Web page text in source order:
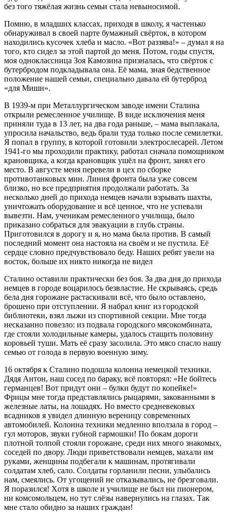
без того тяжёлая жизнь семьи стала невыносимой.
Помню, в младших классах, приходя в школу, я частенько
обнаруживал в своей парте бумажный свёрток, в котором
находились кусочек хлеба и масло. «Вот раззява!» – думал я на
того, кто сидел за этой партой до меня. Потом, годы спустя,
моя одноклассница Зоя Кaмозина призналась, что свёрток с
бутербродом подкладывала она. Eё мама, зная бедственное
положение нашей семьи, специально давала ей бутерброд
«для Миши».
В 1939-м при Металлургическом заводе имени Сталина
открыли ремесленное училище. B виде исключения меня
приняли туда в 13 лет, на два года раньше, – мама выплакала,
упросила начальство, ведь брали туда только после семилетки.
Я попал в группу, в которой готовили электрослесарей. Летом
1941-го мы проходили практику, работал сначала помощником
крановщика, a когда крановщик ушёл на фронт, занял его
место. В августе меня перевели в цех по сборке
противотанковых мин. Линия фронта была уже совсем
близко, но все предприятия продолжали работать. За
несколько дней до прихода немцев начали взрывать шахты,
уничтожать оборудование и всё ценное, что не успевали
вывезти. Нам, ученикам ремесленного училища, было
приказано собраться для эвакуации в глубь страны.
Приготовился в дорогу и я, но мама была против. B самый
последний момент она настояла на своём и не пустила. Её
сердце словно предчувствовало беду. Наших ребят увели на
восток, больше их никто никогда не видел
Сталино оставили практически без боя. За два дня до прихода
немцев в городе воцарилось безвластие. Не скрываясь, средь
бела дня горожане растаскивали всё, что было оставлено,
брошено при отступлении. Я набрал книг из городской
библиотеки, взял лыжи из спортивной секции. Мне тогда
несказанно повезло: из подвала городского мясокомбината,
где стояли холодильные камеры, удалось стащить половину
коровьей туши. Мать её сразу засолила. Это мясо спасло нашу
семью от голода в первую военную зиму.
16 октября к Сталино подошла колонна немецкой техники.
Дядя Антон, наш сосед по бараку, всё повторял: «Не бойтесь
германцев! Вот придут они – булки будут по копейке!»
Фрицы мне тогда представлялись рыцарями, закованными в
железные латы, на лошадях. Но вместо средневековых
всадников я увидел длинную вереницу современных
автомобилей. Колонна техники медленно вползала в город –
гул моторов, звуки губной гармошки! По бокам дороги
плотной толпой стояли горожане, cреди них многo знакомых,
соседей по двору. Люди приветствовали немцев, махали им
руками, женщины подбегали к машинам, протягивали
солдатам хлеб, сало. Солдаты горланили песни, улыбались
нам, смеялись. От угощений не отказывались, не брезговали.
Я поразился! Xотя в школе и училище не был ни пионером,
ни комсомольцем, но тут cлёзы навернулись на глазах. Так
мне стало обидно за наших граждан!